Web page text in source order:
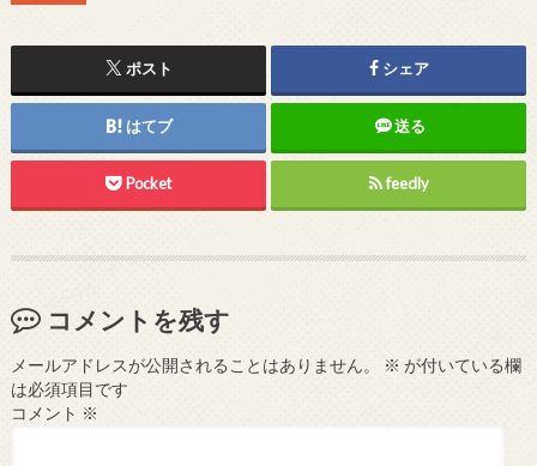
ポスト シェア
はてブ 送る
Pocket feedly
コメントを残す
メールアドレスが公開されることはありません。 ※ が付いている欄
は必須項目です
コメント ※